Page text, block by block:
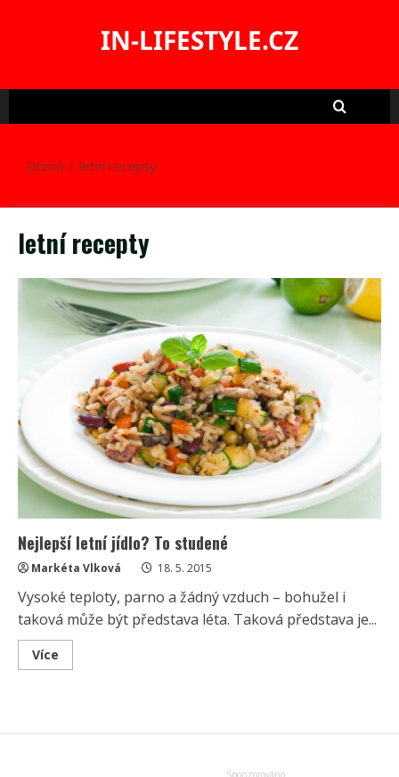
IN-LIFESTYLE.CZ
Domů letní recepty
letní recepty
Nejlepší letní jídlo? To studené
Markéta Vlková 18. 5. 2015
Vysoké teploty, parno a žádný vzduch – bohužel i
taková může být představa léta. Taková představa je...
Více
more